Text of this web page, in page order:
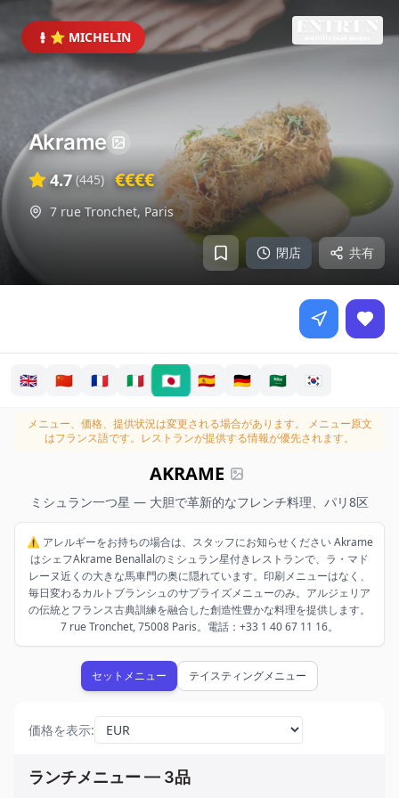
⭐ MICHELIN
閉店 共有
Akrame
4.7 (445) €€€€
7 rue Tronchet, Paris
🇬🇧 🇨🇳 🇫🇷 🇮🇹 🇯🇵 🇪🇸 🇩🇪 🇸🇦 🇰🇷
メニュー、価格、提供状況は変更される場合があります。
メニュー原文
はフランス語です。レストランが提供する情報が優先されます。
AKRAME
ミシュラン一つ星 — 大胆で革新的なフレンチ料理、パリ8区
⚠️ アレルギーをお持ちの場合は、スタッフにお知らせください Akrame
はシェフAkrame Benallalのミシュラン星付きレストランで、ラ・マド
レーヌ近くの大きな馬車門の奥に隠れています。印刷メニューはなく、
毎日変わるカルトブランシュのサプライズメニューのみ。アルジェリア
の伝統とフランス古典訓練を融合した創造性豊かな料理を提供します。
7 rue Tronchet, 75008 Paris。電話：+33 1 40 67 11 16。
セットメニュー テイスティングメニュー
価格を表示:
ランチメニュー — 3品